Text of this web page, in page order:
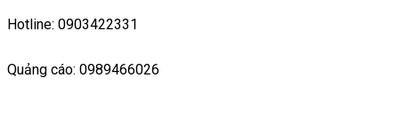
Hotline: 0903422331
Quảng cáo: 0989466026